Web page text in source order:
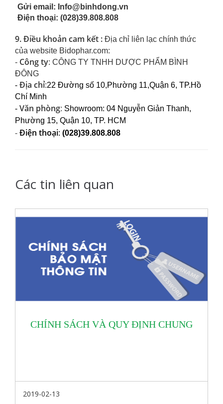
Gửi email: Info@binhdong.vn
Điện thoại: (028)39.808.808
9. Điều khoản cam kết : Địa chỉ liên lạc chính thức
của website Bidophar.com:
- Công ty: CÔNG TY TNHH DƯỢC PHẨM BÌNH
ĐÔNG
- Địa chỉ:22 Đường số 10,Phường 11,Quận 6, TP.Hồ
Chí Minh
- Văn phòng: Showroom: 04 Nguyễn Giản Thanh,
Phường 15, Quận 10, TP. HCM
-Điện thoại: (028)39.808.808
Các tin liên quan
CHÍNH SÁCH VÀ QUY ĐỊNH CHUNG
2019-02-13